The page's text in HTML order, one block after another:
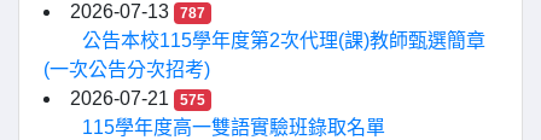
2026-07-13
787
公告本校115學年度第2次代理(課)教師甄選簡章
(一次公告分次招考)
2026-07-21
575
115學年度高一雙語實驗班錄取名單